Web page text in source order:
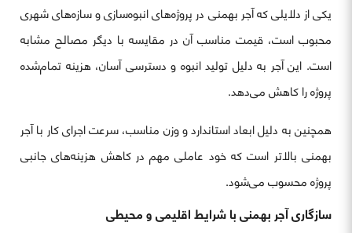
یکی از دلایلی که آجر بهمنی در پروژه‌های انبوه‌سازی و سازه‌های شهری
محبوب است، قیمت مناسب آن در مقایسه با دیگر مصالح مشابه
است. این آجر به دلیل تولید انبوه و دسترسی آسان، هزینه تمام‌شده
پروژه را کاهش می‌دهد.
همچنین به دلیل ابعاد استاندارد و وزن مناسب، سرعت اجرای کار با آجر
بهمنی بالاتر است که خود عاملی مهم در کاهش هزینه‌های جانبی
پروژه محسوب می‌شود.
سازگاری آجر بهمنی با شرایط اقلیمی و محیطی